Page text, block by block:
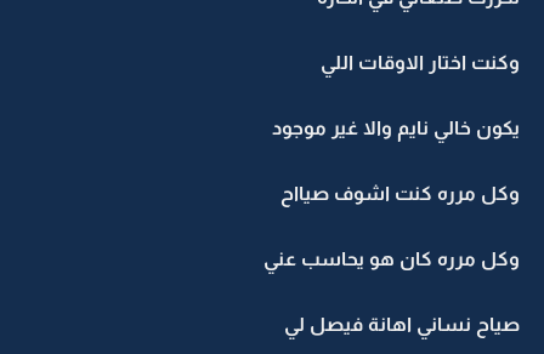
وكنت اختار الاوقات اللي
يكون خالي نايم والا غير موجود
وكل مرره كنت اشوف صيااح
وكل مرره كان هو يحاسب عني
صياح نساني اهانة فيصل لي